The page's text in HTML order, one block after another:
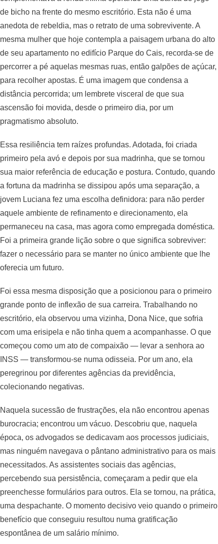
de bicho na frente do mesmo escritório. Esta não é uma
anedota de rebeldia, mas o retrato de uma sobrevivente. A
mesma mulher que hoje contempla a paisagem urbana do alto
de seu apartamento no edifício Parque do Cais, recorda-se de
percorrer a pé aquelas mesmas ruas, então galpões de açúcar,
para recolher apostas. É uma imagem que condensa a
distância percorrida; um lembrete visceral de que sua
ascensão foi movida, desde o primeiro dia, por um
pragmatismo absoluto.
Essa resiliência tem raízes profundas. Adotada, foi criada
primeiro pela avó e depois por sua madrinha, que se tornou
sua maior referência de educação e postura. Contudo, quando
a fortuna da madrinha se dissipou após uma separação, a
jovem Luciana fez uma escolha definidora: para não perder
aquele ambiente de refinamento e direcionamento, ela
permaneceu na casa, mas agora como empregada doméstica.
Foi a primeira grande lição sobre o que significa sobreviver:
fazer o necessário para se manter no único ambiente que lhe
oferecia um futuro.
Foi essa mesma disposição que a posicionou para o primeiro
grande ponto de inflexão de sua carreira. Trabalhando no
escritório, ela observou uma vizinha, Dona Nice, que sofria
com uma erisipela e não tinha quem a acompanhasse. O que
começou como um ato de compaixão — levar a senhora ao
INSS — transformou-se numa odisseia. Por um ano, ela
peregrinou por diferentes agências da previdência,
colecionando negativas.
Naquela sucessão de frustrações, ela não encontrou apenas
burocracia; encontrou um vácuo. Descobriu que, naquela
época, os advogados se dedicavam aos processos judiciais,
mas ninguém navegava o pântano administrativo para os mais
necessitados. As assistentes sociais das agências,
percebendo sua persistência, começaram a pedir que ela
preenchesse formulários para outros. Ela se tornou, na prática,
uma despachante. O momento decisivo veio quando o primeiro
benefício que conseguiu resultou numa gratificação
espontânea de um salário mínimo.